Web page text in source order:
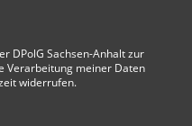
DPolG Sachsen-Anhaltzur
Verarbeitung meiner Daten
widerrufen.